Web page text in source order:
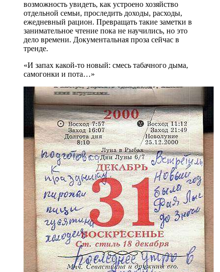
возможность увидеть, как устроено хозяйство
отдельной семьи, проследить доходы, расходы,
ежедневный рацион. Превращать такие заметки в
занимательное чтение пока не научились, но это
дело времени. Документальная проза сейчас в
тренде.
«И запах какой-то новый: смесь табачного дыма,
самогонки и пота…»